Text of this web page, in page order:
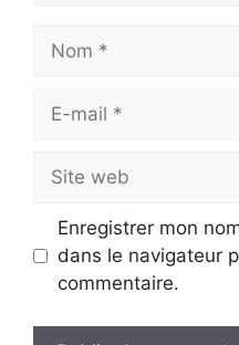
Nom
Site
web
Enregistrer mon
dans le navigateur
commentaire.